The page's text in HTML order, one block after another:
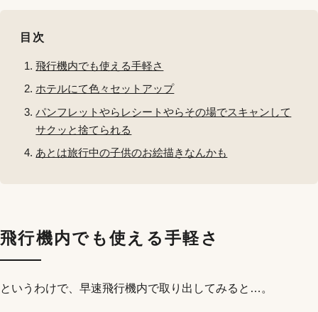
目次
飛行機内でも使える手軽さ
ホテルにて色々セットアップ
パンフレットやらレシートやらその場でスキャンして
サクッと捨てられる
あとは旅行中の子供のお絵描きなんかも
飛行機内でも使える手軽さ
というわけで、早速飛行機内で取り出してみると…。